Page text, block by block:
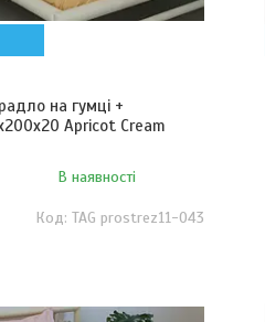
на гумці +
Apricot Cream
В наявності
TAG prostrez11-043